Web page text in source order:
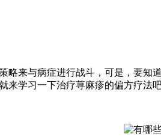
略来与病症进行战斗，可是，要
来学习一下治疗荨麻疹的偏方疗法吧